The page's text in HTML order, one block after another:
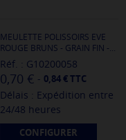
MEULETTE POLISSOIRS EVE
ROUGE BRUNS - GRAIN FIN -...
Réf. : G10200058
0,70 € - 0,84 € TTC
Délais : Expédition entre
24/48 heures
CONFIGURER